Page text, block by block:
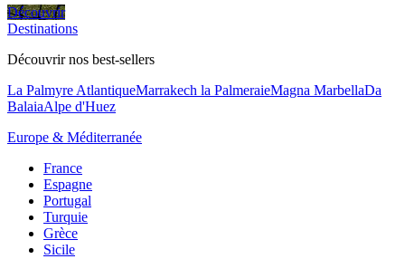
Découvrir
Destinations
Découvrir nos best-sellers
La Palmyre AtlantiqueMarrakech la PalmeraieMagna MarbellaDa
BalaiaAlpe d'Huez
Europe & Méditerranée
France
Espagne
Portugal
Turquie
Grèce
Sicile